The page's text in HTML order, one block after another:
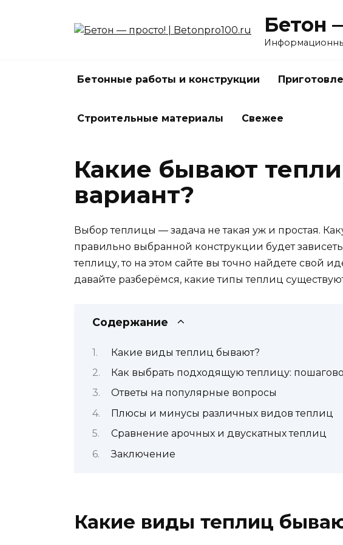
Бетон
Бетонные работы и конструкции
Строительные материалы Свежее
Какие бывают
вариант?
Выбор теплицы — задача не такая уж и простая.
правильно выбранной конструкции будет
теплицу, то на этом сайте вы точно найдете свой
давайте разберёмся, какие типы теплиц
Содержание
Какие виды теплиц бывают?
Как выбрать подходящую теплицу:
Ответы на популярные вопросы
Плюсы и минусы различных видов теплиц
Сравнение арочных и двускатных теплиц
Заключение
Какие виды теплиц